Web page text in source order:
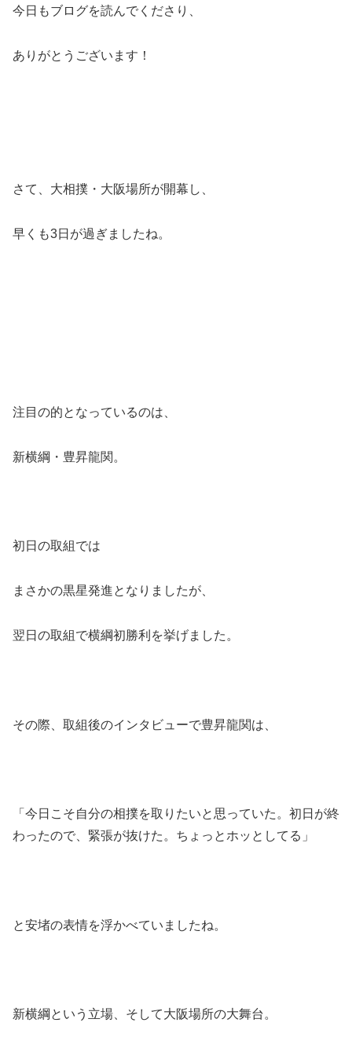
今日もブログを読んでくださり、
ありがとうございます！
さて、大相撲・大阪場所が開幕し、
早くも3日が過ぎましたね。
注目の的となっているのは、
新横綱・豊昇龍関。
初日の取組では
まさかの黒星発進となりましたが、
翌日の取組で横綱初勝利を挙げました。
その際、取組後のインタビューで豊昇龍関は、
「今日こそ自分の相撲を取りたいと思っていた。初日が終
わったので、緊張が抜けた。ちょっとホッとしてる」
と安堵の表情を浮かべていましたね。
新横綱という立場、そして大阪場所の大舞台。